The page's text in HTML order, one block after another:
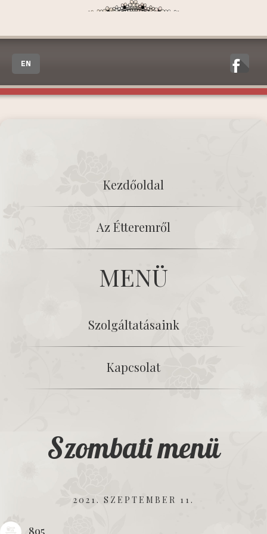
EN
Kezdőoldal
Az Étteremről
MENÜ
Szolgáltatásaink
Kapcsolat
Szombati menü
2021. SZEPTEMBER 11.
895